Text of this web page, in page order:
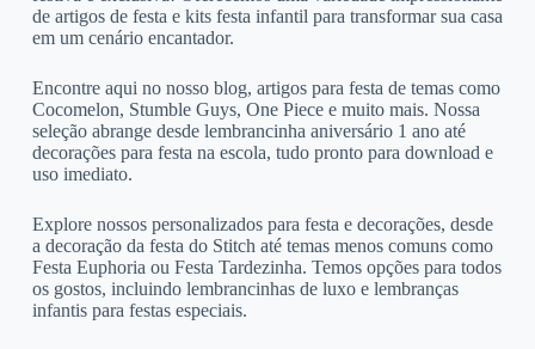
de artigos de festa e kits festa infantil para transformar sua casa
em um cenário encantador.
Encontre aqui no nosso blog, artigos para festa de temas como
Cocomelon, Stumble Guys, One Piece e muito mais. Nossa
seleção abrange desde lembrancinha aniversário 1 ano até
decorações para festa na escola, tudo pronto para download e
uso imediato.
Explore nossos personalizados para festa e decorações, desde
a decoração da festa do Stitch até temas menos comuns como
Festa Euphoria ou Festa Tardezinha. Temos opções para todos
os gostos, incluindo lembrancinhas de luxo e lembranças
infantis para festas especiais.